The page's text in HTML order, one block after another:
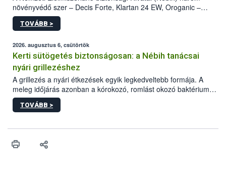
növényvédő szer – Decis Forte, Klartan 24 EW, Oroganic –
engedélyokiratát módosította, így azok a szüretet követően,
egészen a vesszőérettség (BBCH 91) stádiumáig
érésű szőlőkben is legyen lehetőség a károsító elleni további
védekezésre. Az Oroganic készítmény kis kiszerelésben kiskerti
felhasználók számára is elérhető és ökológiai termesztésben is
engedélyezett.
TOVÁBB >
2026. augusztus 6, csütörtök
Kerti sütögetés biztonságosan: a Nébih tanácsai
nyári grillezéshez
A grillezés a nyári étkezések egyik legkedveltebb formája. A
meleg időjárás azonban a kórokozó, romlást okozó baktériumok
gyorsabb szaporodásának is kedvez. A szabadtéri sütögetés
ezért nem csupán a megfelelő sütési technikáról szól: legalább
higiéniai szabályok betartása, a megfelelő hőkezelés, valamint a
biztonsági Hivatal (Nébih) Oktatási Programja összegyűjtötte a
TOVÁBB >